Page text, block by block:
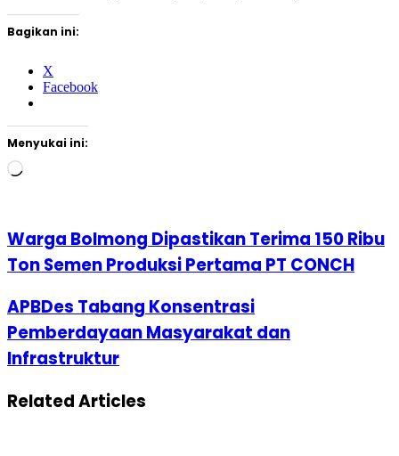
Bagikan ini:
X
Facebook
Menyukai ini:
Memuat...
Warga Bolmong Dipastikan Terima 150 Ribu
Ton Semen Produksi Pertama PT CONCH
APBDes Tabang Konsentrasi
Pemberdayaan Masyarakat dan
Infrastruktur
Related Articles